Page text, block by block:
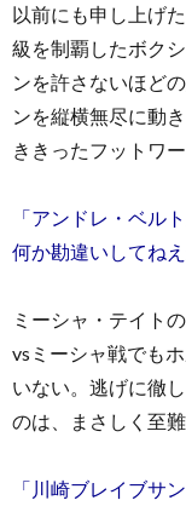
以前にも申し上げ
級を制覇したボク
ンを許さないほど
ンを縦横無尽に動
ききったフットワー
「アンドレ・ベル
何か勘違いしてねえ
ミーシャ・テイト
vsミーシャ戦でも
いない。逃げに徹
のは、まさしく至難
「川崎ブレイブサ